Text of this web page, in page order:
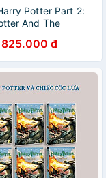
Potter Part 2:
And The
825.000 đ